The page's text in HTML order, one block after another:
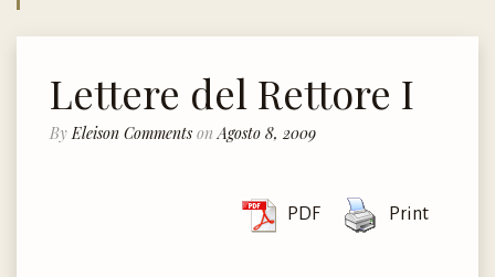
Lettere del Rettore I
By Eleison Comments on Agosto 8, 2009
PDF Print